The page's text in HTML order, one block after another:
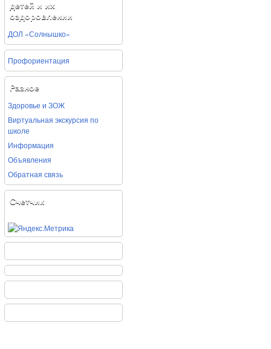
детей и их
оздоровлении
ДОЛ «Солнышко»
Профориентация
Разное
Здоровье и ЗОЖ
Виртуальная экскурсия по
школе
Информация
Объявления
Обратная связь
Счетчик